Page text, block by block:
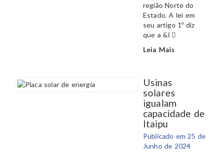
região Norte do
Estado. A lei em
seu artigo 1º diz
que a &l
Leia Mais
Usinas
solares
igualam
capacidade de
Itaipu
Publicado em 25 de
Junho de 2024